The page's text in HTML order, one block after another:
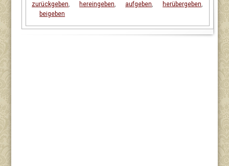
zurückgeben, hereingeben, aufgeben, herübergeben,
beigeben